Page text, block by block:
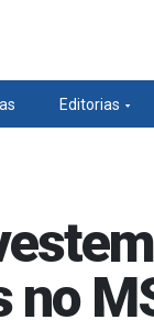
Editorias
no